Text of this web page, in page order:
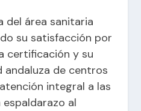
del área sanitaria
su satisfacción por
certificación y su
andaluza de centros
integral a las
espaldarazo al